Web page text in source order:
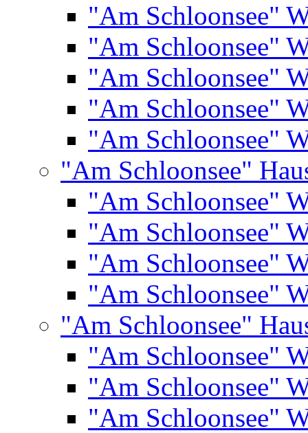
"Am Schloonsee"
"Am Schloonsee"
"Am Schloonsee"
"Am Schloonsee"
"Am Schloonsee"
"Am Schloonsee"
"Am Schloonsee"
"Am Schloonsee"
"Am Schloonsee"
"Am Schloonsee"
"Am Schloonsee"
"Am Schloonsee"
"Am Schloonsee"
"Am Schloonsee"